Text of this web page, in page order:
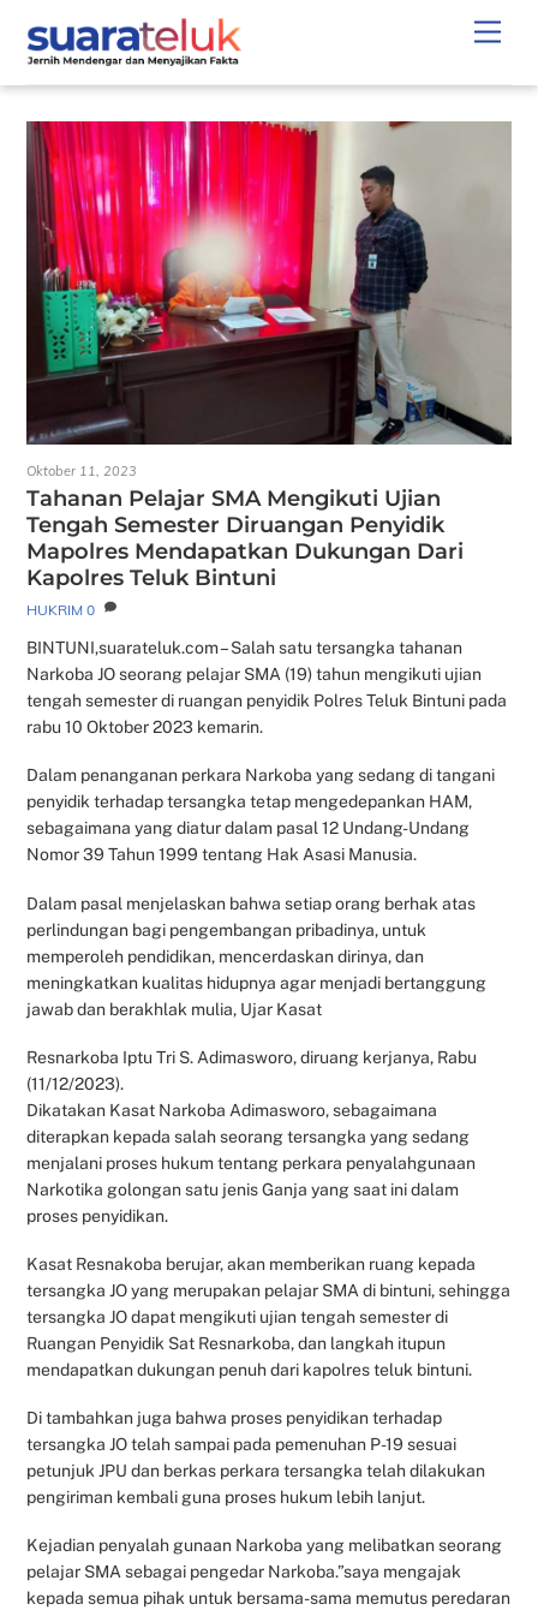
content
Oktober 11, 2023
Tahanan Pelajar SMA Mengikuti Ujian
Tengah Semester Diruangan Penyidik
Mapolres Mendapatkan Dukungan Dari
Kapolres Teluk Bintuni
HUKRIM 0
BINTUNI,suarateluk.com – Salah satu tersangka tahanan
Narkoba JO seorang pelajar SMA (19) tahun mengikuti ujian
tengah semester di ruangan penyidik Polres Teluk Bintuni pada
rabu 10 Oktober 2023 kemarin.
Dalam penanganan perkara Narkoba yang sedang di tangani
penyidik terhadap tersangka tetap mengedepankan HAM,
sebagaimana yang diatur dalam pasal 12 Undang-Undang
Nomor 39 Tahun 1999 tentang Hak Asasi Manusia.
Dalam pasal menjelaskan bahwa setiap orang berhak atas
perlindungan bagi pengembangan pribadinya, untuk
memperoleh pendidikan, mencerdaskan dirinya, dan
meningkatkan kualitas hidupnya agar menjadi bertanggung
jawab dan berakhlak mulia, Ujar Kasat
Resnarkoba Iptu Tri S. Adimasworo, diruang kerjanya, Rabu
(11/12/2023).
Dikatakan Kasat Narkoba Adimasworo, sebagaimana
diterapkan kepada salah seorang tersangka yang sedang
menjalani proses hukum tentang perkara penyalahgunaan
Narkotika golongan satu jenis Ganja yang saat ini dalam
proses penyidikan.
Kasat Resnakoba berujar, akan memberikan ruang kepada
tersangka JO yang merupakan pelajar SMA di bintuni, sehingga
tersangka JO dapat mengikuti ujian tengah semester di
Ruangan Penyidik Sat Resnarkoba, dan langkah itupun
mendapatkan dukungan penuh dari kapolres teluk bintuni.
Di tambahkan juga bahwa proses penyidikan terhadap
tersangka JO telah sampai pada pemenuhan P-19 sesuai
petunjuk JPU dan berkas perkara tersangka telah dilakukan
pengiriman kembali guna proses hukum lebih lanjut.
Kejadian penyalah gunaan Narkoba yang melibatkan seorang
pelajar SMA sebagai pengedar Narkoba.”saya mengajak
kepada semua pihak untuk bersama-sama memutus peredaran